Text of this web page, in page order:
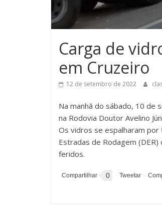
Carga de
em Cruzeiro
12 de setembro de 2022
Na manhã do sábado, 10 de
na Rodovia Doutor Avelino
Os vidros se espalharam
Estradas de Rodagem
feridos.
0